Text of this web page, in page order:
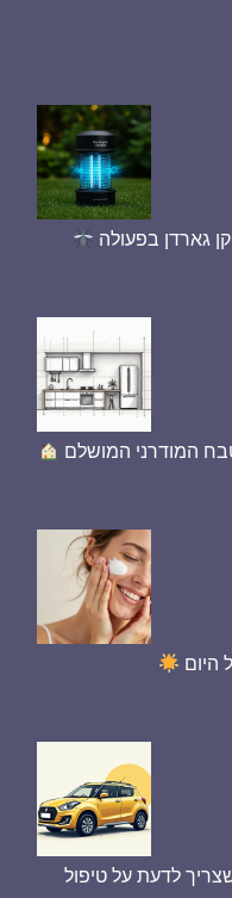
גארדן בפעולה
המודרני המושלם
היום
לדעת על טיפול